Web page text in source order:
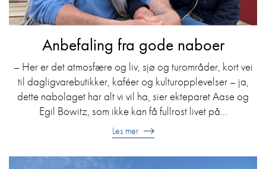
Anbefaling fra gode naboer
– Her er det atmosfære og liv, sjø og turområder, kort vei
til dagligvarebutikker, kaféer og kulturopplevelser – ja,
dette nabolaget har alt vi vil ha, sier ekteparet Aase og
Egil Bowitz, som ikke kan få fullrost livet på...
Les mer